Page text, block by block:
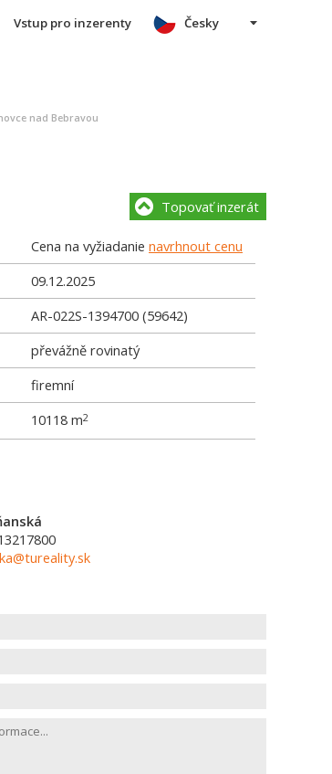
Vstup pro inzerenty Česky
nad Bebravou
Topovať inzerát
Cena na vyžiadanie navrhnout cenu
09.12.2025
AR-022S-1394700 (59642)
převážně rovinatý
firemní
10118 m2